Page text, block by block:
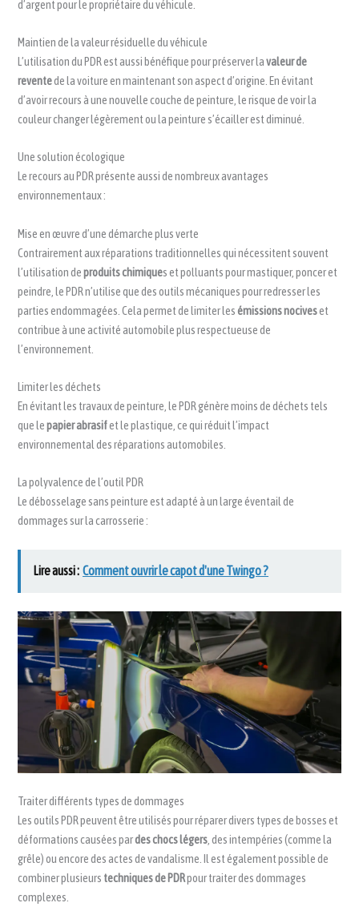
d’argent pour le propriétaire du véhicule.
Maintien de la valeur résiduelle du véhicule
L’utilisation du PDR est aussi bénéfique pour préserver lavaleur de
reventede la voiture en maintenant son aspect d’origine. En évitant
d’avoir recours à une nouvelle couche de peinture, le risque de voir la
couleur changer légèrement ou la peinture s’écailler est diminué.
Une solution écologique
Le recours au PDR présente aussi de nombreux avantages
environnementaux :
Mise en œuvre d’une démarche plus verte
Contrairement aux réparations traditionnelles qui nécessitent souvent
l’utilisation deproduits chimiques et polluants pour mastiquer, poncer et
peindre, le PDR n’utilise que des outils mécaniques pour redresser les
parties endommagées. Cela permet de limiter lesémissions nociveset
contribue à une activité automobile plus respectueuse de
l’environnement.
Limiter les déchets
En évitant les travaux de peinture, le PDR génère moins de déchets tels
que lepapier abrasifet le plastique, ce qui réduit l’impact
environnemental des réparations automobiles.
La polyvalence de l’outil PDR
Le débosselage sans peinture est adapté à un large éventail de
dommages sur la carrosserie :
Lire aussi : Comment ouvrir le capot d'une Twingo ?
Traiter différents types de dommages
Les outils PDR peuvent être utilisés pour réparer divers types de bosses et
déformations causées pardes chocs légers , des intempéries (comme la
grêle) ou encore des actes de vandalisme. Il est également possible de
combiner plusieurs techniques de PDRpour traiter des dommages
complexes.